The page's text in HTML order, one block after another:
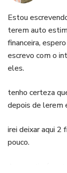
e arriscadas.
Receita Para
estar são as
no Google, e
Não espere
um corpo mais
Receita Para
Estou
terem auto
financeira,
escrevo com o
eles.
tenho certeza
depois de lerem
irei deixar aqui 2
pouco.